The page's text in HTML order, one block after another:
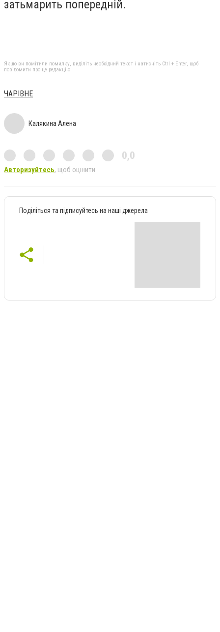
затьмарить попередній.
Якщо ви помітили помилку, виділіть необхідний текст і натисніть Ctrl + Enter, щоб
повідомити про це редакцію
ЧАРІВНЕ
Калякина Алена
0,0
Авторизуйтесь, щоб оцінити
Поділіться та підписуйтесь на наші джерела